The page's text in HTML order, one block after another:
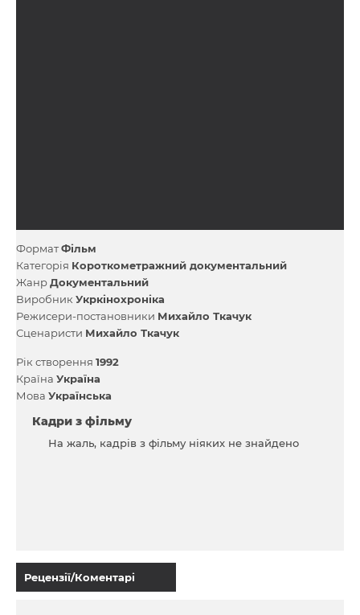
ФорматФільм
Категорія Короткометражний документальний
ЖанрДокументальний
Виробник Укркінохроніка
Режисери-постановники Михайло Ткачук
Сценаристи Михайло Ткачук
Рік створення 1992
Країна Україна
Мова Українська
Кадри з фільму
На жаль, кадрів з фільму ніяких не знайдено
Рецензії/Коментарі